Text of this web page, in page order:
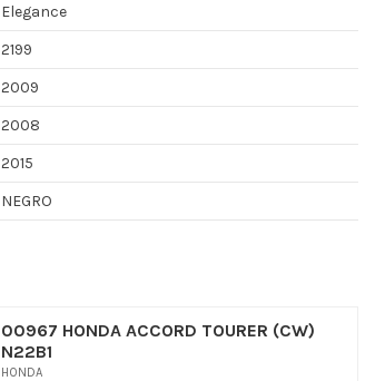
Elegance
2199
2009
2008
2015
NEGRO
00967 HONDA ACCORD TOURER (CW)
N22B1
HONDA